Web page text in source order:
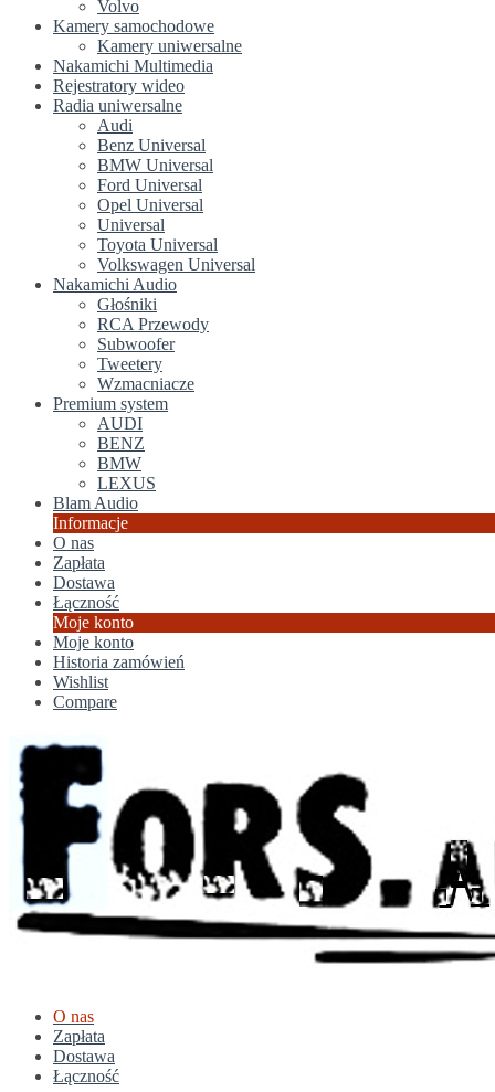
Volvo
Kamery samochodowe
Kamery uniwersalne
Nakamichi Multimedia
Rejestratory wideo
Radia uniwersalne
Audi
Benz Universal
BMW Universal
Ford Universal
Opel Universal
Universal
Toyota Universal
Volkswagen Universal
Nakamichi Audio
Głośniki
RCA Przewody
Subwoofer
Tweetery
Wzmacniacze
Premium system
AUDI
BENZ
BMW
LEXUS
Blam Audio
Informacje
O nas
Zapłata
Dostawa
Łączność
Moje konto
Moje konto
Historia zamówień
Wishlist
Compare
O nas
Zapłata
Dostawa
Łączność